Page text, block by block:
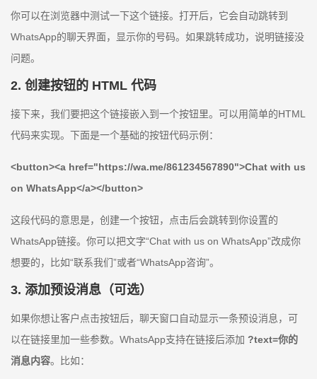
你可以在浏览器中测试一下这个链接。打开后，它会自动跳转到
WhatsApp的聊天界面，显示你的号码。如果跳转成功，说明链接没
问题。
2. 创建按钮的 HTML 代码
接下来，我们要把这个链接嵌入到一个按钮里。可以用简单的HTML
代码来实现。下面是一个基础的按钮代码示例：
<button><a href="https://wa.me/861234567890">Chat with us
on WhatsApp</a></button>
这段代码的意思是，创建一个按钮，点击后会跳转到你设置的
WhatsApp链接。你可以把文字“Chat with us on WhatsApp”改成你
想要的，比如“联系我们”或者“WhatsApp咨询”。
3. 添加预设消息（可选）
如果你想让客户点击按钮后，聊天窗口自动显示一条预设消息，可
以在链接里加一些参数。WhatsApp支持在链接后添加 ?text=你的
消息内容。比如：